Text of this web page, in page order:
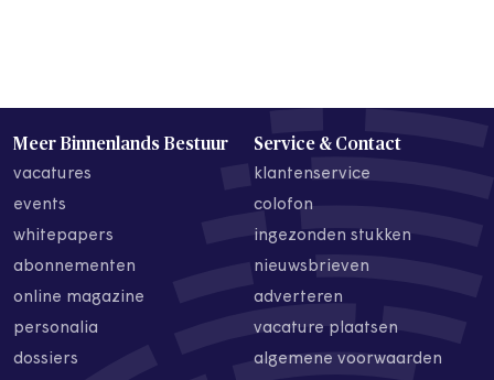
Meer Binnenlands Bestuur
vacatures
events
whitepapers
abonnementen
online magazine
personalia
dossiers
Service & Contact
klantenservice
colofon
ingezonden stukken
nieuwsbrieven
adverteren
vacature plaatsen
algemene voorwaarden